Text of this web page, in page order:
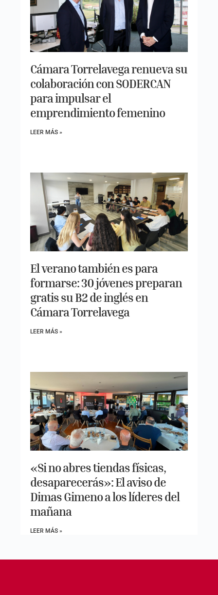
Cámara Torrelavega renueva su
colaboración con SODERCAN
para impulsar el
emprendimiento femenino
LEER MÁS »
El verano también es para
formarse: 30 jóvenes preparan
gratis su B2 de inglés en
Cámara Torrelavega
LEER MÁS »
«Si no abres tiendas físicas,
desaparecerás»: El aviso de
Dimas Gimeno a los líderes del
mañana
LEER MÁS »